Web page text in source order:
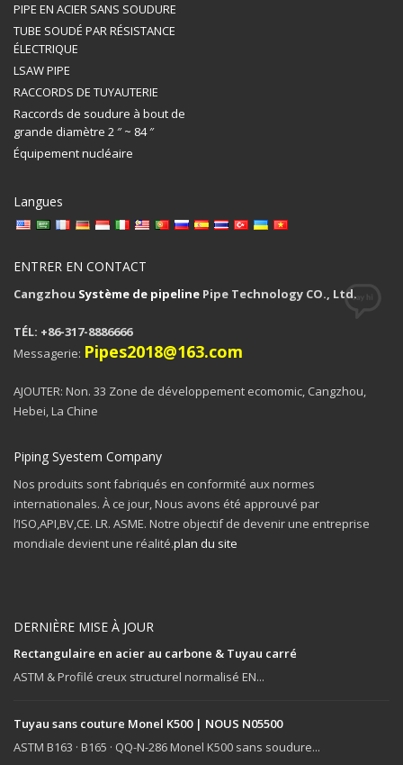
PIPE EN ACIER SANS SOUDURE
TUBE SOUDÉ PAR RÉSISTANCE
ÉLECTRIQUE
LSAW PIPE
RACCORDS DE TUYAUTERIE
Raccords de soudure à bout de
grande diamètre 2 ″ ~ 84 ″
Équipement nucléaire
Langues
ENTRER EN CONTACT
Cangzhou Système de pipeline Pipe Technology CO., Ltd.
TÉL: +86-317-8886666
Messagerie: Pipes2018@163.com
AJOUTER: Non. 33 Zone de développement ecomomic, Cangzhou,
Hebei, La Chine
Piping Syestem Company
Nos produits sont fabriqués en conformité aux normes
internationales. À ce jour, Nous avons été approuvé par
l’ISO,API,BV,CE. LR. ASME. Notre objectif de devenir une entreprise
mondiale devient une réalité.plan du site
DERNIÈRE MISE À JOUR
Rectangulaire en acier au carbone & Tuyau carré
ASTM & Profilé creux structurel normalisé EN...
Tuyau sans couture Monel K500 | NOUS N05500
ASTM B163 · B165 · QQ-N-286 Monel K500 sans soudure...